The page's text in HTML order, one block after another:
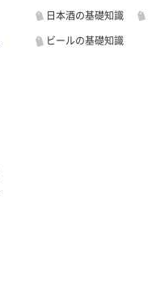
日本酒の基礎知識
ビールの基礎知識